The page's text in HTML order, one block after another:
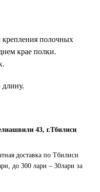
полочных
крае полки.
длину.
43, г.Тбилиси
доставка по Тбилиси
до 300 лари – 30лари за